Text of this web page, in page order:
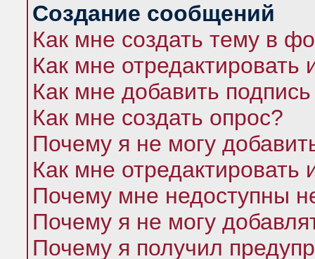
Создание сообщений
Как мне создать тему в
Как мне
Как мне добавить
Как мне создать опрос?
Почему я не могу
Как мне отредактировать
Почему мне недоступны
Почему я не могу
Почему я получил